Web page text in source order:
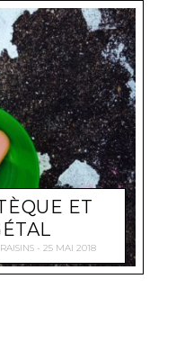
ET
25 MAI 2018